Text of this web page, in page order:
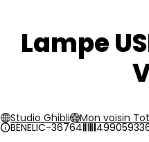
Lampe
Studio Ghibli Mon voisin
BENELIC-36764